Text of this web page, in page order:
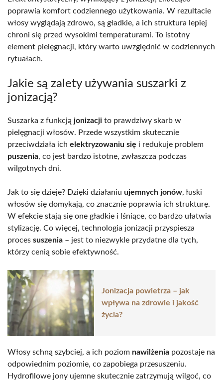
poprawia komfort codziennego użytkowania. W rezultacie
włosy wyglądają zdrowo, są gładkie, a ich struktura lepiej
chroni się przed wysokimi temperaturami. To istotny
element pielęgnacji, który warto uwzględnić w codziennych
rytuałach.
Jakie są zalety używania suszarki z
jonizacją?
Suszarka z funkcją jonizacji to prawdziwy skarb w
pielęgnacji włosów. Przede wszystkim skutecznie
przeciwdziała ich elektryzowaniu się i redukuje problem
puszenia, co jest bardzo istotne, zwłaszcza podczas
wilgotnych dni.
Jak to się dzieje? Dzięki działaniu ujemnych jonów, łuski
włosów się domykają, co znacznie poprawia ich strukturę.
W efekcie stają się one gładkie i lśniące, co bardzo ułatwia
stylizację. Co więcej, technologia jonizacji przyspiesza
proces suszenia – jest to niezwykle przydatne dla tych,
którzy cenią sobie efektywność.
Jonizacja powietrza – jak
wpływa na zdrowie i jakość
życia?
Włosy schną szybciej, a ich poziom nawilżenia pozostaje na
odpowiednim poziomie, co zapobiega przesuszeniu.
Hydrofilowe jony ujemne skutecznie zatrzymują wilgoć, co